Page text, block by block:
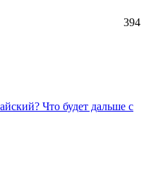
394
Что будет дальше с